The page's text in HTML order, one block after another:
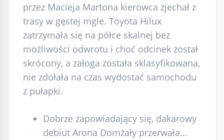
przez Macieja Martona kierowca zjechał z
trasy w gęstej mgle. Toyota Hilux
zatrzymała się na półce skalnej bez
możliwości odwrotu i choć odcinek został
skrócony, a załoga została sklasyfikowana,
nie zdołała na czas wydostać samochodu
z pułapki.
Dobrze zapowiadający się, dakarowy
debiut Arona Domżały przerwała…